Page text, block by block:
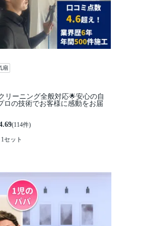
扇
リーニング全般対応🌟安心の自
ロの技術でお客様に感動をお届
(114件)
1セット